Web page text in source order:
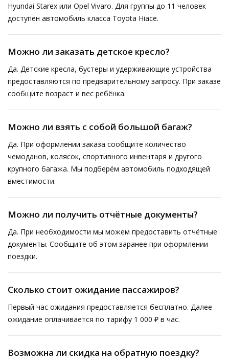
Hyundai Starex или Opel Vivaro. Для группы до 11 человек
доступен автомобиль класса Toyota Hiace.
Можно ли заказать детское кресло?
Да. Детские кресла, бустеры и удерживающие устройства
предоставляются по предварительному запросу. При заказе
сообщите возраст и вес ребёнка.
Можно ли взять с собой большой багаж?
Да. При оформлении заказа сообщите количество
чемоданов, колясок, спортивного инвентаря и другого
крупного багажа. Мы подберём автомобиль подходящей
вместимости.
Можно ли получить отчётные документы?
Да. При необходимости мы можем предоставить отчётные
документы. Сообщите об этом заранее при оформлении
поездки.
Сколько стоит ожидание пассажиров?
Первый час ожидания предоставляется бесплатно. Далее
ожидание оплачивается по тарифу 1 000 ₽ в час.
Возможна ли скидка на обратную поездку?